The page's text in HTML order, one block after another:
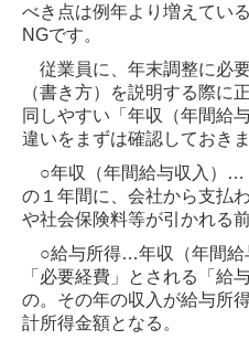
べき点は例年より増えてい
NGです。
従業員に、年末調整に必
（書き方）を説明する際に
同しやすい「年収（年間給
違いをまずは確認しておきま
○年収（年間給与収入）…
の１年間に、会社から支払
や社会保険料等が引かれる
○給与所得…年収（年間給
「必要経費」とされる「給
の。その年の収入が給与所
計所得金額となる。